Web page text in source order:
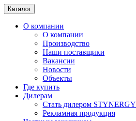
Каталог
О компании
О компании
Производство
Наши поставщики
Вакансии
Новости
Объекты
Где купить
Дилерам
Стать дилером STYNERGY
Рекламная продукция